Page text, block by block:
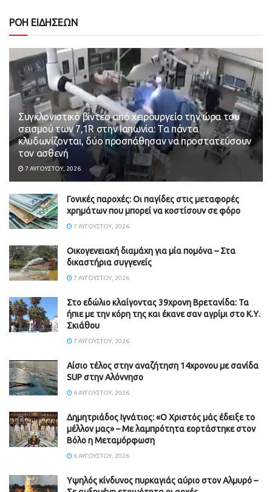
ΡΟΗ ΕΙΔΗΣΕΩΝ
Συγκλονιστικό βίντεο από χειρουργείο την ώρα του
σεισμού των 7,1R στην Ιαπωνία: Τα πάντα
κλυδωνίζονται, δύο προσπάθησαν να προστατεύσουν
τον ασθενή
7 ΑΥΓΟΎΣΤΟΥ, 2026
Γονικές παροχές: Οι παγίδες στις μεταφορές
χρημάτων που μπορεί να κοστίσουν σε φόρο
7 ΑΥΓΟΎΣΤΟΥ, 2026
Οικογενειακή διαμάχη για μία πομόνα – Στα
δικαστήρια συγγενείς
7 ΑΥΓΟΎΣΤΟΥ, 2026
Στο εδώλιο κλαίγοντας 39χρονη Βρετανίδα: Τα
ήπιε με την κόρη της και έκανε σαν αγρίμι στο Κ.Υ.
Σκιάθου
7 ΑΥΓΟΎΣΤΟΥ, 2026
Αίσιο τέλος στην αναζήτηση 14χρονου με σανίδα
SUP στην Αλόννησο
6 ΑΥΓΟΎΣΤΟΥ, 2026
Δημητριάδος Ιγνάτιος: «Ο Χριστός μάς έδειξε το
μέλλον μας» – Με λαμπρότητα εορτάστηκε στον
Βόλο η Μεταμόρφωση
6 ΑΥΓΟΎΣΤΟΥ, 2026
Υψηλός κίνδυνος πυρκαγιάς αύριο στον Αλμυρό –